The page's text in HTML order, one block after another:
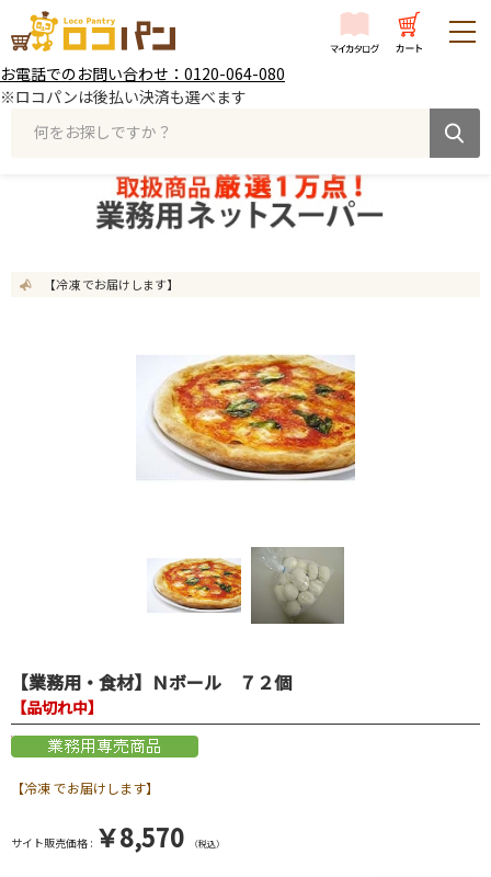
お電話でのお問い合わせ：0120-064-080
※ロコパンは後払い決済も選べます
何をお探しですか？
【冷凍 でお届けします】
【業務用・食材】Ｎボール ７２個
【品切れ中】
【冷凍 でお届けします】
サイト販売価格 : ￥8,570 （税込）